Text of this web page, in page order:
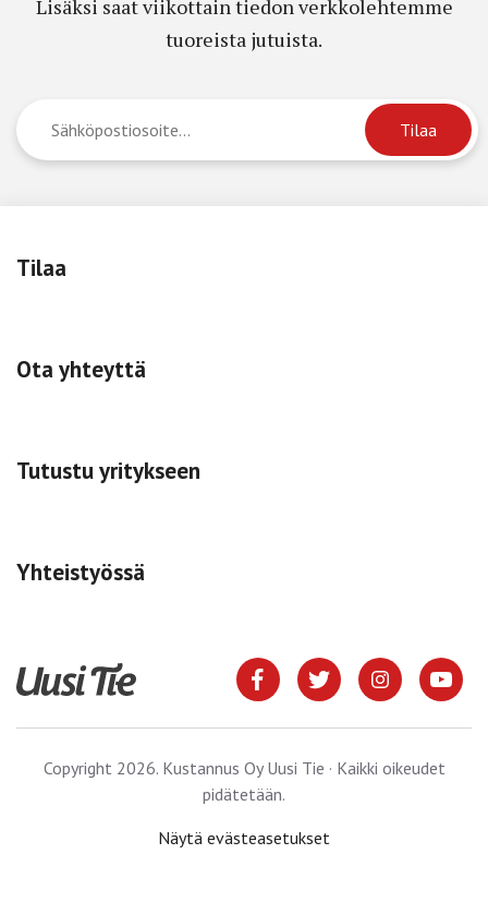
Lisäksi saat viikottain tiedon verkkolehtemme
tuoreista jutuista.
Tilaa
Ota yhteyttä
Tutustu yritykseen
Yhteistyössä
Copyright 2026. Kustannus Oy Uusi Tie · Kaikki oikeudet
pidätetään.
Näytä evästeasetukset